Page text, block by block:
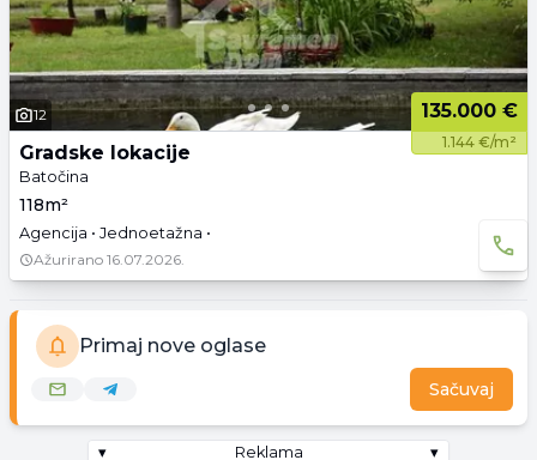
12 135.000 €
1.144 €/m²
Gradske lokacije
Batočina
118m²
Agencija • Jednoetažna •
Ažurirano 16.07.2026.
Primaj nove oglase
Sačuvaj
▾ Reklama ▾